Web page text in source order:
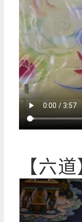
【六